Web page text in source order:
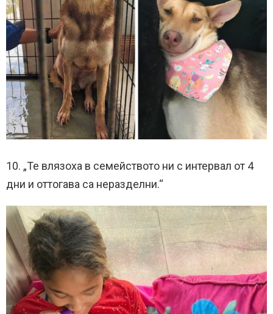
10. „Те влязоха в семейството ни с интервал от 4
дни и оттогава са неразделни.“